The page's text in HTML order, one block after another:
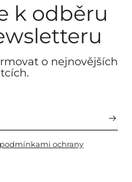
k odběru
o nejnovějších
podmínkami ochrany